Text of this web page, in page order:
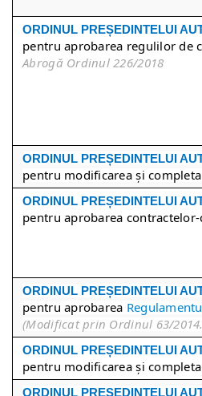
ORDINUL PREȘEDINTELUI
pentru aprobarea regulilor de
Abrogă Ordinul 226/2018
ORDINUL PREȘEDINTELUI
pentru modificarea și
ORDINUL PREȘEDINTELUI
pentru aprobarea
ORDINUL PREȘEDINTELUI
pentru aprobarea
(Modificat prin Ordinul 63/
ORDINUL PREȘEDINTELUI
pentru modificarea și
ORDINUL PREȘEDINTELUI